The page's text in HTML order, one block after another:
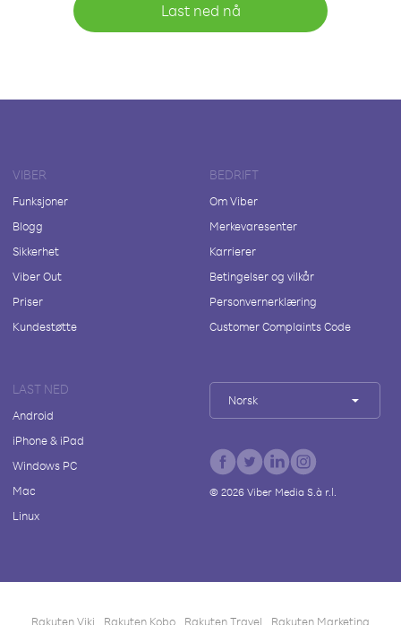
Last ned nå
VIBER
Funksjoner
Blogg
Sikkerhet
Viber Out
Priser
Kundestøtte
BEDRIFT
Om Viber
Merkevaresenter
Karrierer
Betingelser og vilkår
Personvernerklæring
Customer Complaints Code
LAST NED
Android
iPhone & iPad
Windows PC
Mac
Linux
Norsk
© 2026Viber Media S.à r.l.
Rakuten Viki Rakuten Kobo Rakuten Travel Rakuten Marketing